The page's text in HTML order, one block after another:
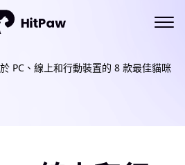
PC、線上和行動裝置的 8 款最佳貓咪